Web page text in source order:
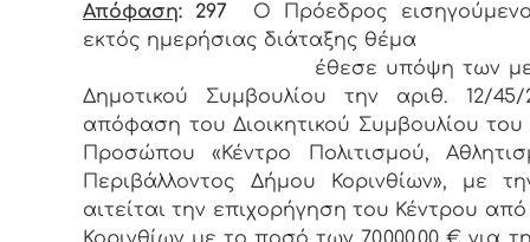
Απόφαση: 297 Ο Πρόεδρος
εκτός ημερήσιας διάταξης θέμα
έθεσε υπόψη των
Δημοτικού Συμβουλίου την αριθ. 12/45/
απόφαση του Διοικητικού Συμβουλίου του
Προσώπου «Κέντρο Πολιτισμού,
Περιβάλλοντος Δήμου Κορινθίων», με
αιτείται την επιχορήγηση του Κέντρου